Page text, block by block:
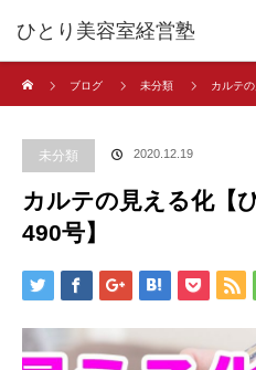
ひとり美容室経営塾
ブログ
未分類 カルテ
未分類 2020.12.19
カルテの見える化【
490号】